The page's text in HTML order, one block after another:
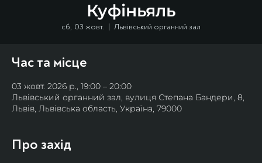
Куфіньяль
сб, 03 жовт.
  |
Львівський органний зал
Час та місце
03 жовт. 2026 р., 19:00 – 20:00
Львівський органний зал, вулиця Степана Бандери, 8,
Львів, Львівська область, Україна, 79000
Про захід